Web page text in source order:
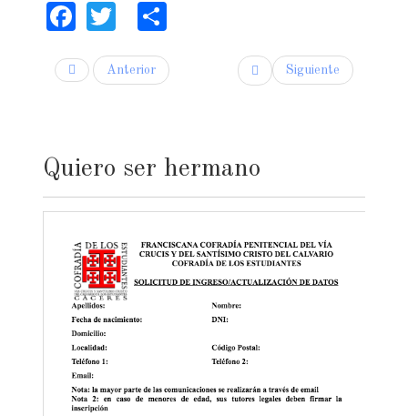
Facebook
Twitter
Anterior Siguiente
Quiero ser hermano